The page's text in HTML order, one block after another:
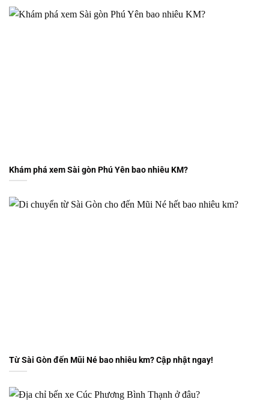
Khám phá xem Sài gòn Phú Yên bao nhiêu KM?
Từ Sài Gòn đến Mũi Né bao nhiêu km? Cập nhật ngay!